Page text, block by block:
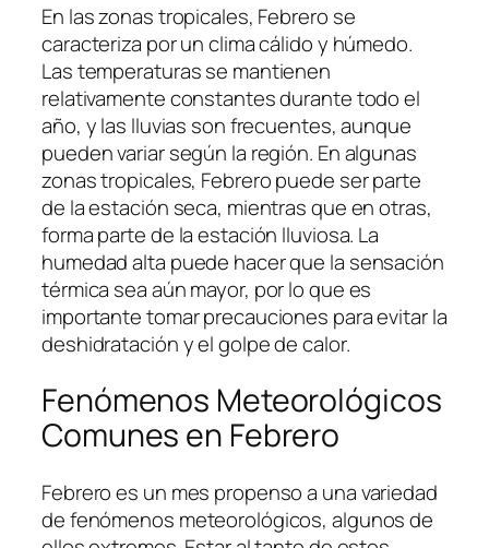
En las zonas tropicales, Febrero se
caracteriza por un clima cálido y húmedo.
Las temperaturas se mantienen
relativamente constantes durante todo el
año, y las lluvias son frecuentes, aunque
pueden variar según la región. En algunas
zonas tropicales, Febrero puede ser parte
de la estación seca, mientras que en otras,
forma parte de la estación lluviosa. La
humedad alta puede hacer que la sensación
térmica sea aún mayor, por lo que es
importante tomar precauciones para evitar la
deshidratación y el golpe de calor.
Fenómenos Meteorológicos
Comunes en Febrero
Febrero es un mes propenso a una variedad
de fenómenos meteorológicos, algunos de